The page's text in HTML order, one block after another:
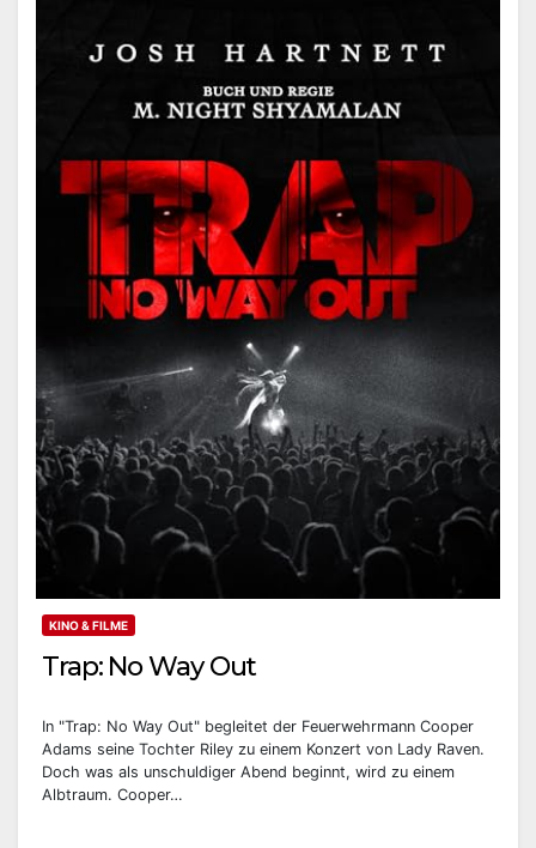
KINO & FILME
Trap: No Way Out
In "Trap: No Way Out" begleitet der Feuerwehrmann Cooper
Adams seine Tochter Riley zu einem Konzert von Lady Raven.
Doch was als unschuldiger Abend beginnt, wird zu einem
Albtraum. Cooper…